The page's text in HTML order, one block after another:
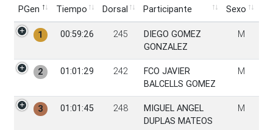
PGen Tiempo Dorsal Participante
Sexo
PGen
Tiempo Dorsal Participante Sexo
1 00:59:26 245
DIEGO GOMEZ
GONZALEZ
M
2 01:01:29 242
FCO JAVIER
BALCELLS GOMEZ
M
3 01:01:45 248
MIGUEL ANGEL
DUPLAS MATEOS
M